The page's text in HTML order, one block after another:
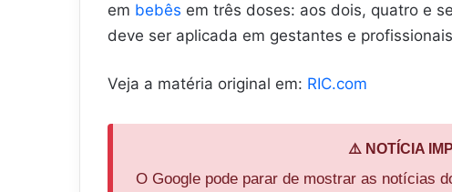
em bebês em três doses: aos dois, quatro e
deve ser aplicada em gestantes e
Veja a matéria original em: RIC.com
⚠️ NOTÍCIA
O Google pode parar de mostrar as notícias